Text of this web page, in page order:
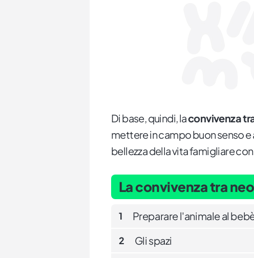
Di base, quindi, laconvivenza
mettere in campo buon senso
bellezza della vita famigliare
La convivenza tra
1 Preparare l'animale al
2 Gli spazi